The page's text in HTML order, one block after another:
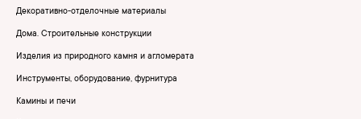
Декоративно-отделочные материалы
Дома. Строительные конструкции
Изделия из природного камня и агломерата
Инструменты, оборудование, фурнитура
Камины и печи